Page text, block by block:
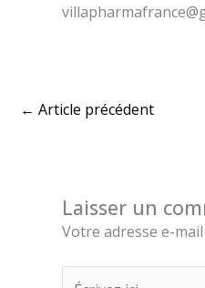
← Article précédent
Laisser un
Votre adresse e-
Écrivez